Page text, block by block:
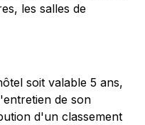
les salles de
soit valable 5 ans,
de son
d'un classement